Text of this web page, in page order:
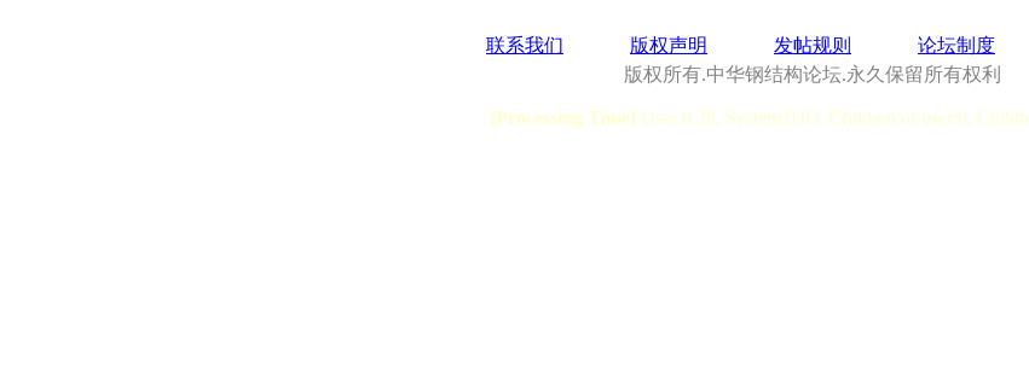
联系我们 版权声明 发帖规则 论坛制度
版权所有.中华钢结构论坛.永久保留所有权利
[Processing Time] User:0.28, System:0.03, Children of user:0,